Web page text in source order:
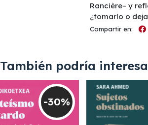
Rancière– y
¿tomarlo o
Compartir en:
También podría
-30%